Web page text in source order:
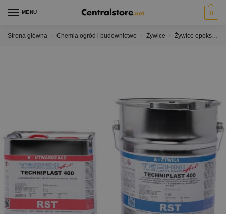
MENU 0
Strona główna Chemia ogród i budownictwo Żywice Żywice epoksydowe